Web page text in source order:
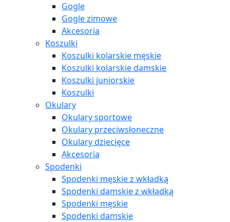
Gogle
Gogle zimowe
Akcesoria
Koszulki
Koszulki kolarskie męskie
Koszulki kolarskie damskie
Koszulki juniorskie
Koszulki
Okulary
Okulary sportowe
Okulary przeciwsłoneczne
Okulary dziecięce
Akcesoria
Spodenki
Spodenki męskie z wkładką
Spodenki damskie z wkładką
Spodenki męskie
Spodenki damskie